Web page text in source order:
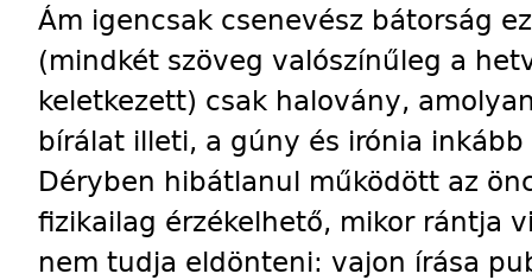
Ám igencsak csenevész bátorság
(mindkét szöveg valószínűleg a
keletkezett) csak halovány,
bírálat illeti, a gúny és irónia
Déryben hibátlanul működött az
fizikailag érzékelhető, mikor rántja
nem tudja eldönteni: vajon írása